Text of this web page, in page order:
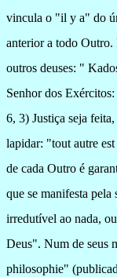
vincula o "il y a" do
anterior a todo Outro.
outros deuses: "
Senhor dos
6, 3) Justiça seja
lapidar: "tout autre
de cada Outro é
que se manifesta pela
irredutível ao nada,
Deus". Num de seus
philosophie"